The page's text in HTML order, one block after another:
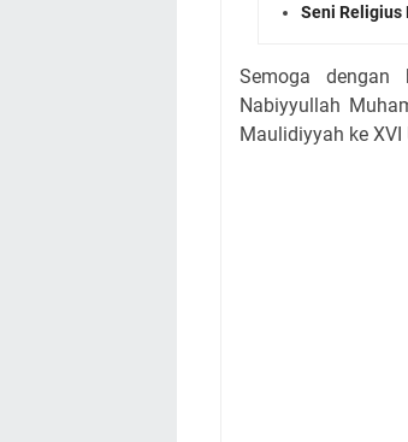
Seni Religius
Semoga
Nabiyyullah
Maulidiyyah ke XVI